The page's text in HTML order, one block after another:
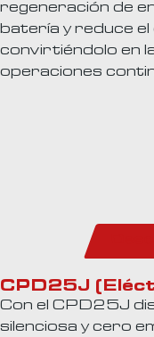
regeneración de
batería y reduce
convirtiéndolo en
operaciones
CPD25J
Con el CPD25J
silenciosa y cero